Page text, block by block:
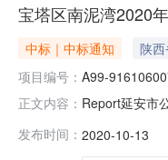
宝塔区南泥湾2020
中标｜中标通知
陕
项目编号： A99-
正文内容： Report延安市
交易中心交易
发布时间： 2020-10-13